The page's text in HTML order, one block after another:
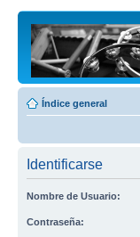
Índice general
Identificarse
Nombre de Usuario:
Contraseña: